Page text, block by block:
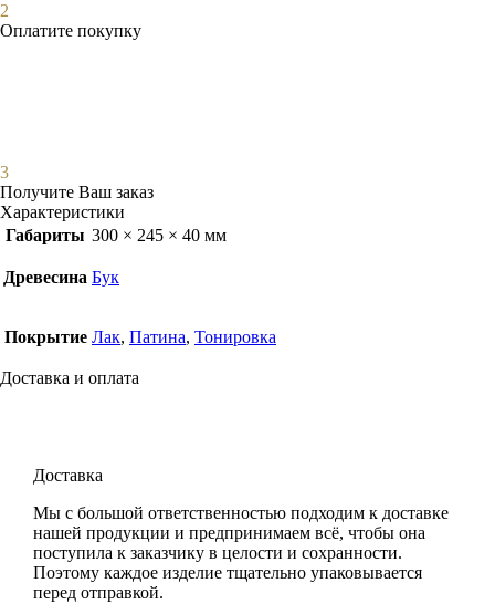
2
Оплатите покупку
3
Получите Ваш заказ
Характеристики
Габариты 300 × 245 × 40 мм
Древесина Бук
Покрытие Лак, Патина, Тонировка
Доставка и оплата
Доставка
Мы с большой ответственностью подходим к доставке
нашей продукции и предпринимаем всё, чтобы она
поступила к заказчику в целости и сохранности.
Поэтому каждое изделие тщательно упаковывается
перед отправкой.